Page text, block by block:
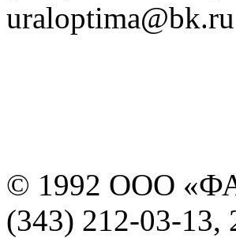
uraloptima@bk.ru
© 1992 ООО
(343) 212-03-13,